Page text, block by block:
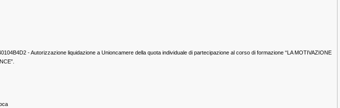
- Autorizzazione liquidazione a Unioncamere della quota individuale di partecipazione al corso di formazione “LA MOTIVAZIONE